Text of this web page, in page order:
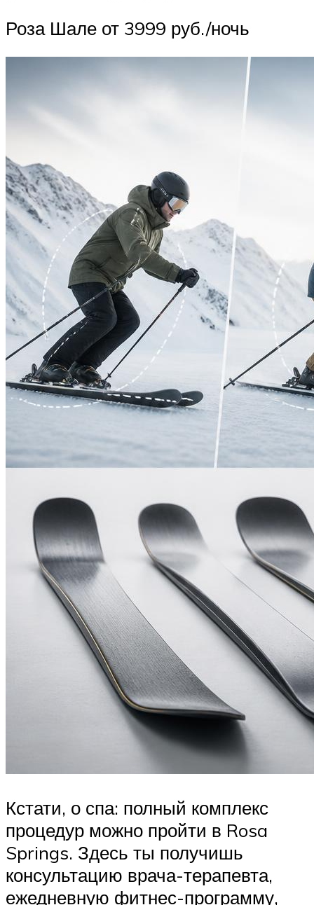
Роза Шале от 3999 руб./ночь
Кстати, о спа: полный комплекс
процедур можно пройти в Rosa
Springs. Здесь ты получишь
консультацию врача-терапевта,
ежедневную фитнес-программу,